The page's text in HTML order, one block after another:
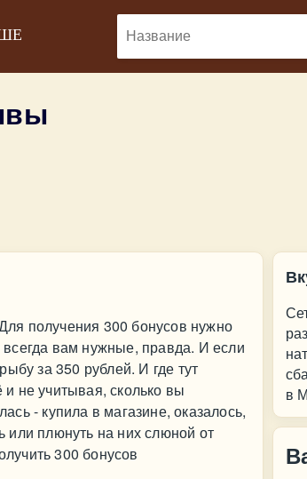
получения 300 бонусов нужно
вам нужные, правда. И если
за 350 рублей. И где тут
не учитывая, сколько вы
- купила в магазине, оказалось,
или плюнуть на них слюной от
300 бонусов
в